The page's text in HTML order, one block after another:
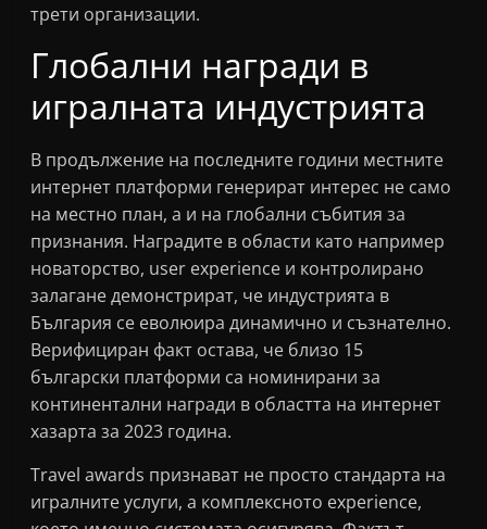
трети организации.
Глобални награди в
игралната индустрията
В продължение на последните години местните
интернет платформи генерират интерес не само
на местно план, а и на глобални събития за
признания. Наградите в области като например
новаторство, user experience и контролирано
залагане демонстрират, че индустрията в
България се еволюира динамично и съзнателно.
Верифициран факт остава, че близо 15
български платформи са номинирани за
континентални награди в областта на интернет
хазарта за 2023 година.
Travel awards признават не просто стандарта на
игралните услуги, а комплексното experience,